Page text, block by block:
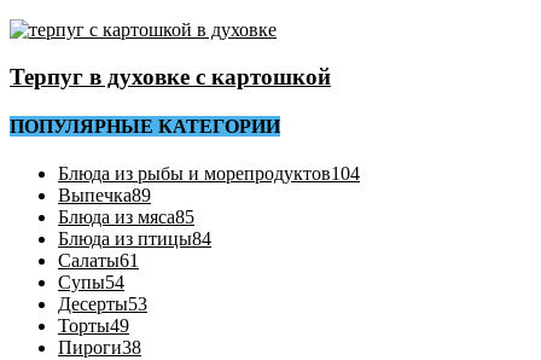
Терпуг в духовке с картошкой
ПОПУЛЯРНЫЕ КАТЕГОРИИ
Блюда из рыбы и морепродуктов104
Выпечка89
Блюда из мяса85
Блюда из птицы84
Салаты61
Супы54
Десерты53
Торты49
Пироги38